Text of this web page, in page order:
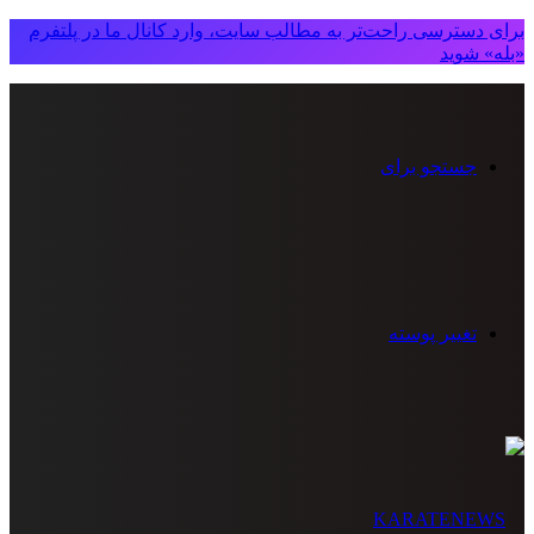
برای دسترسی راحت‌تر به مطالب سایت، وارد کانال ما در پلتفرم
«بله» شوید
جستجو برای
تغییر پوسته